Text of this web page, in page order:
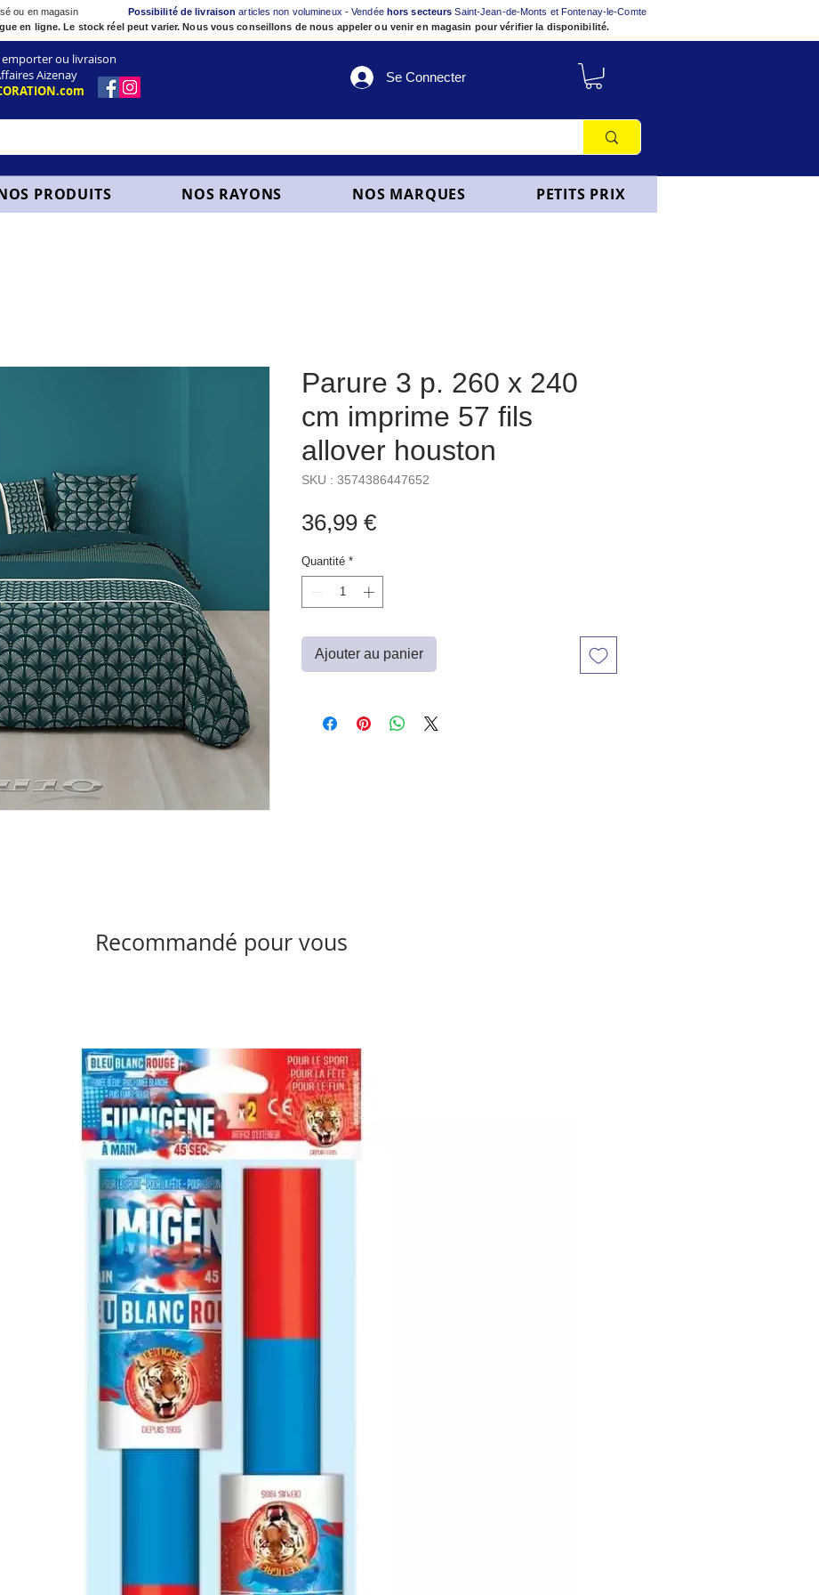
ou en magasin Possibilité de livraisonarticles non volumineux - Vendée hors secteurs Saint-Jean-de-Monts et Fontenay-le-Comte
en ligne. Le stock réel peut varier. Nous vous conseillons de nous appeler ou venir en magasin pour vérifier la disponibilité.
ou livraison
Aizenay
Se Connecter
PRODUITS NOS RAYONS NOS MARQUES PETITS PRIX
Parure 3 p. 260 x 240
cm imprime 57 fils
allover houston
SKU : 3574386447652
36,99 €Prix
Quantité *
Ajouter au panier
Recommandé pour vous